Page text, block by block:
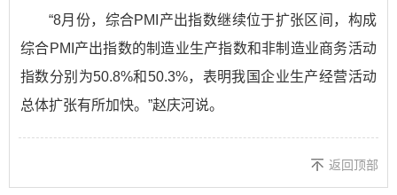
“8月份，综合PMI产出指数继续位于扩张区间，构成
综合PMI产出指数的制造业生产指数和非制造业商务活动
指数分别为50.8%和50.3%，表明我国企业生产经营活动
总体扩张有所加快。”赵庆河说。
返回顶部